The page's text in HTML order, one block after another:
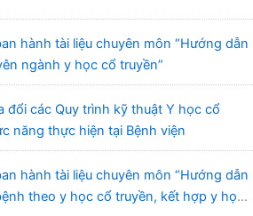
hành tài liệu chuyên môn “Hướng dẫn
ngành y học cổ truyền”
đổi các Quy trình kỹ thuật Y học cổ
năng thực hiện tại Bệnh viện
hành tài liệu chuyên môn “Hướng dẫn
theo y học cổ truyền, kết hợp y học